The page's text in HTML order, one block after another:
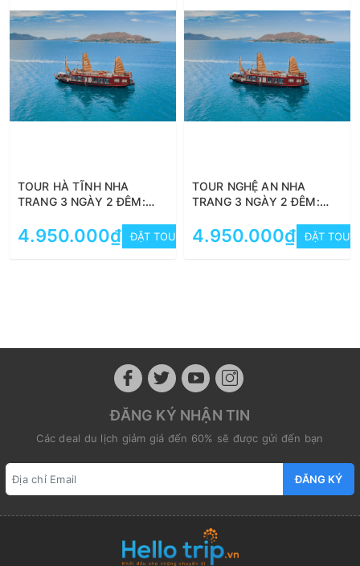
TOUR HÀ TĨNH NHA
TRANG 3 NGÀY 2 ĐÊM:
BÌNH BA - ĐIỆP SƠN - VỊNH
4.950.000₫ ĐẶT TOUR
TOUR NGHỆ AN NHA
TRANG 3 NGÀY 2 ĐÊM:
BÌNH BA - ĐIỆP SƠN - VỊNH
4.950.000₫ ĐẶT TOUR
ĐĂNG KÝ NHẬN TIN
Các deal du lịch giảm giá đến 60% sẽ được gửi đến bạn
ĐĂNG KÝ